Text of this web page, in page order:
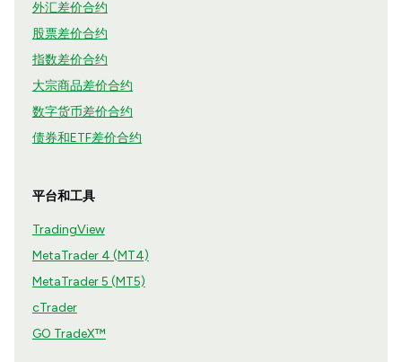
外汇差价合约
股票差价合约
指数差价合约
大宗商品差价合约
数字货币差价合约
债券和ETF差价合约
平台和工具
TradingView
MetaTrader 4 (MT4)
MetaTrader 5 (MT5)
cTrader
GO TradeX™